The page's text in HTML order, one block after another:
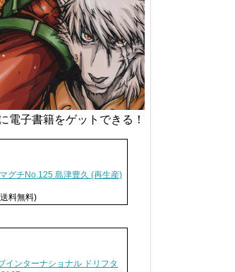
電子書籍をゲットできる！
グチNo.125 島津豊久 (再生産)
料無料)
インターナショナル ドリフタ